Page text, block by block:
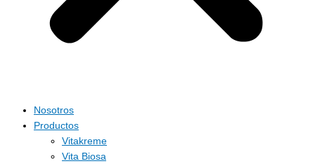
Nosotros
Productos
Vitakreme
Vita Biosa